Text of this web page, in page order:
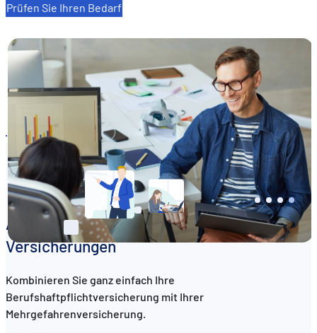
Prüfen Sie Ihren Bedarf
Auf Ihren Beruf abgestimmte
Versicherungen
Kombinieren Sie ganz einfach Ihre
Berufshaftpflichtversicherung mit Ihrer
Mehrgefahrenversicherung.